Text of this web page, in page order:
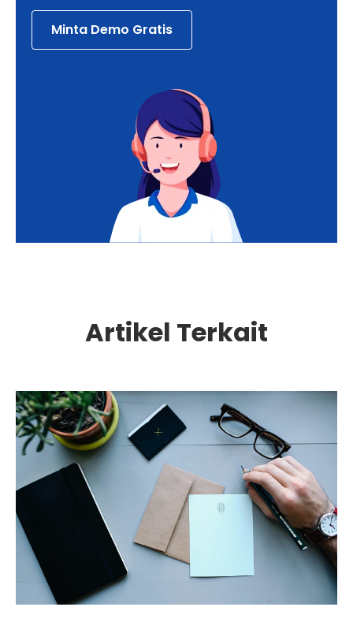
Minta Demo Gratis
Artikel Terkait